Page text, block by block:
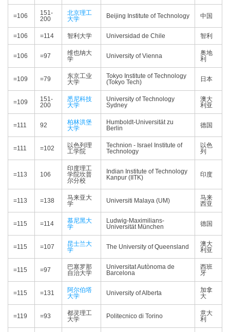
=106
151-
200
北京理工
大学
Beijing Institute of Technology 中国
=106 =114 智利大学 Universidad de Chile 智利
=106 =97
维也纳大
学
University of Vienna
奥地
利
=109 =79
东京工业
大学
Tokyo Institute of Technology
(Tokyo Tech)
日本
=109
151-
200
悉尼科技
大学
University of Technology
Sydney
澳大
利亚
=111 92
柏林洪堡
大学
Humboldt-Universität zu
Berlin
德国
=111 =102
以色列理
工学院
Technion - Israel Institute of
Technology
以色
列
=113 106
印度理工
学院坎普
尔分校
Indian Institute of Technology
Kanpur (IITK)
印度
=113 =138
马来亚大
学
Universiti Malaya (UM)
马来
西亚
=115 =114
慕尼黑大
学
Ludwig-Maximilians-
Universität München
德国
=115 =107
昆士兰大
学
The University of Queensland
澳大
利亚
=115 =97
巴塞罗那
自治大学
Universitat Autònoma de
Barcelona
西班
牙
=115 =131
阿尔伯塔
大学
University of Alberta
加拿
大
=119 =93
都灵理工
大学
Politecnico di Torino
意大
利